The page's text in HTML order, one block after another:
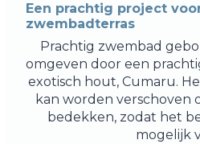
Een prachtig project
zwembadterras
Prachtig zwembad
omgeven door een
exotisch hout, Cumaru.
kan worden verschoven
bedekken, zodat het
mogelijk